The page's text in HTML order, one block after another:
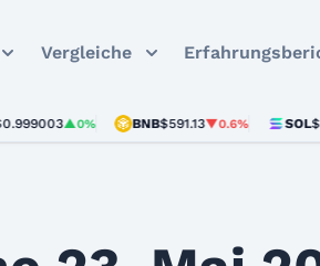
Vergleiche
▲0% BNB$591.13▼0.6% SOL $72.85